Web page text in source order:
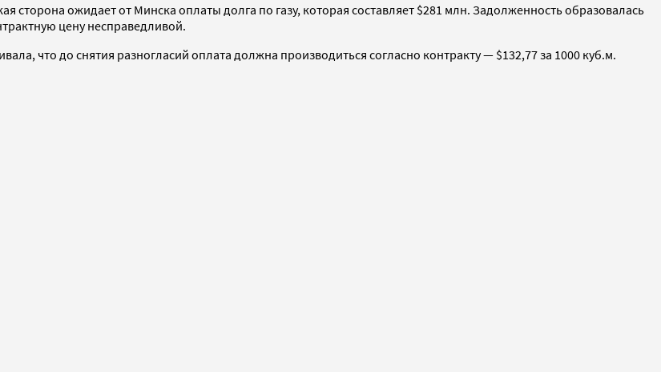
сторона ожидает от Минска оплаты долга по газу, которая составляет $281 млн. Задолженность образовалась
цену несправедливой.
что до снятия разногласий оплата должна производиться согласно контракту — $132,77 за 1000 куб.м.